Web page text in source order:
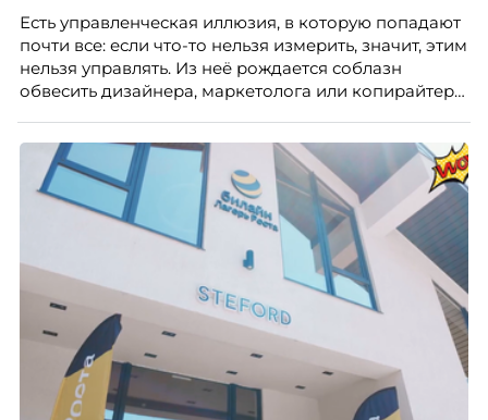
Есть управленческая иллюзия, в которую попадают
почти все: если что-то нельзя измерить, значит, этим
нельзя управлять. Из неё рождается соблазн
обвесить дизайнера, маркетолога или копирайтера
Проблема в том, что так мы измеряем не ценность,
а движение. А творческая работа — это тот редкий
случай, где движение и результат могут не
совпадать вовсе.